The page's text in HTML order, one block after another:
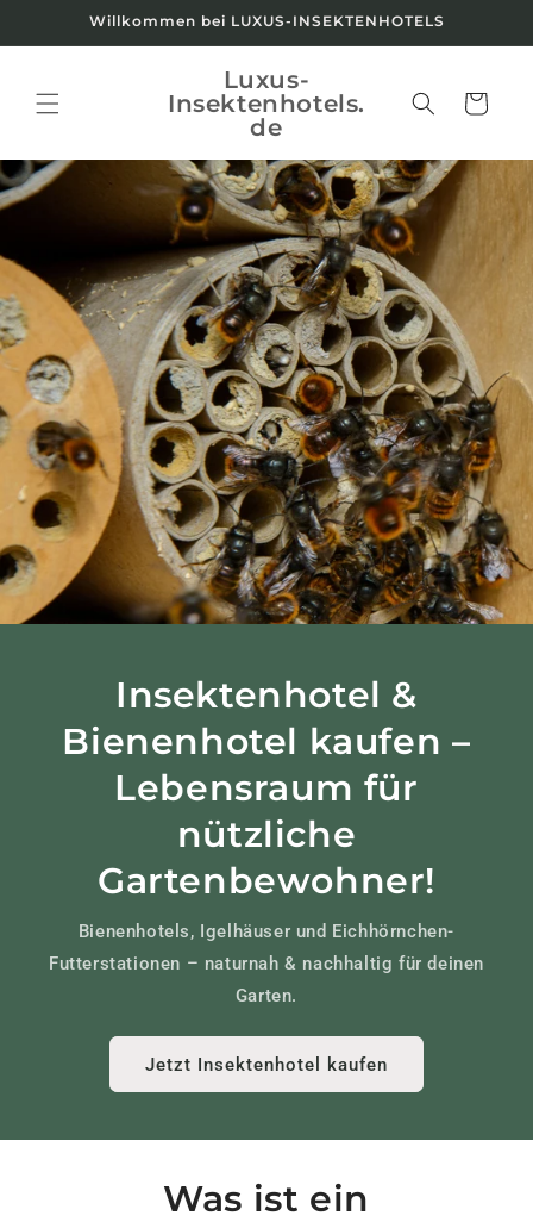
Inhalt
Willkommen bei LUXUS-INSEKTENHOTELS
Luxus-
Insektenhotels.
de
Warenkorb
Insektenhotel &
Bienenhotel kaufen –
Lebensraum für
nützliche
Gartenbewohner!
Bienenhotels, Igelhäuser und Eichhörnchen-
Futterstationen – naturnah & nachhaltig für deinen
Garten.
Jetzt Insektenhotel kaufen
Was ist ein